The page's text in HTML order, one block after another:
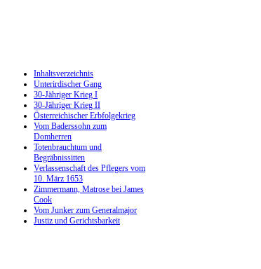
Inhaltsverzeichnis
Unterirdischer Gang
30-Jähriger Krieg I
30-Jähriger Krieg II
Österreichischer Erbfolgekrieg
Vom Baderssohn zum
Domherren
Totenbrauchtum und
Begräbnissitten
Verlassenschaft des Pflegers vom
10. März 1653
Zimmermann, Matrose bei James
Cook
Vom Junker zum Generalmajor
Justiz und Gerichtsbarkeit